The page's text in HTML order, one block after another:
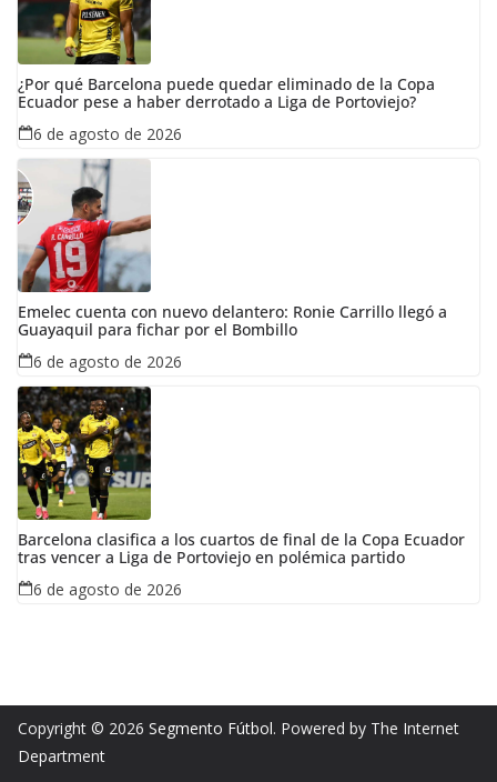
¿Por qué Barcelona puede quedar eliminado de la Copa
Ecuador pese a haber derrotado a Liga de Portoviejo?
6 de agosto de 2026
Emelec cuenta con nuevo delantero: Ronie Carrillo llegó a
Guayaquil para fichar por el Bombillo
6 de agosto de 2026
Barcelona clasifica a los cuartos de final de la Copa Ecuador
tras vencer a Liga de Portoviejo en polémica partido
6 de agosto de 2026
Copyright © 2026 Segmento Fútbol. Powered by The Internet
Department